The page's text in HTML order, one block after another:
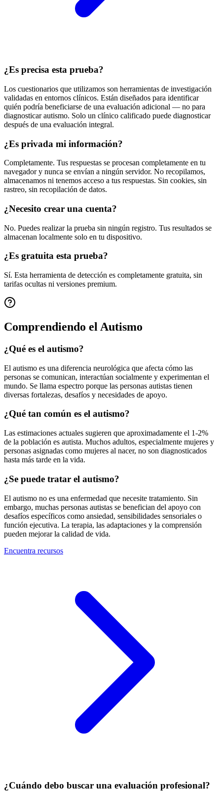
¿Es precisa esta prueba?
Los cuestionarios que utilizamos son herramientas de investigación
validadas en entornos clínicos. Están diseñados para identificar
quién podría beneficiarse de una evaluación adicional — no para
diagnosticar autismo. Solo un clínico calificado puede diagnosticar
después de una evaluación integral.
¿Es privada mi información?
Completamente. Tus respuestas se procesan completamente en tu
navegador y nunca se envían a ningún servidor. No recopilamos,
almacenamos ni tenemos acceso a tus respuestas. Sin cookies, sin
rastreo, sin recopilación de datos.
¿Necesito crear una cuenta?
No. Puedes realizar la prueba sin ningún registro. Tus resultados se
almacenan localmente solo en tu dispositivo.
¿Es gratuita esta prueba?
Sí. Esta herramienta de detección es completamente gratuita, sin
tarifas ocultas ni versiones premium.
Comprendiendo el Autismo
¿Qué es el autismo?
El autismo es una diferencia neurológica que afecta cómo las
personas se comunican, interactúan socialmente y experimentan el
mundo. Se llama espectro porque las personas autistas tienen
diversas fortalezas, desafíos y necesidades de apoyo.
¿Qué tan común es el autismo?
Las estimaciones actuales sugieren que aproximadamente el 1-2%
de la población es autista. Muchos adultos, especialmente mujeres y
personas asignadas como mujeres al nacer, no son diagnosticados
hasta más tarde en la vida.
¿Se puede tratar el autismo?
El autismo no es una enfermedad que necesite tratamiento. Sin
embargo, muchas personas autistas se benefician del apoyo con
desafíos específicos como ansiedad, sensibilidades sensoriales o
función ejecutiva. La terapia, las adaptaciones y la comprensión
pueden mejorar la calidad de vida.
Encuentra recursos
¿Cuándo debo buscar una evaluación profesional?